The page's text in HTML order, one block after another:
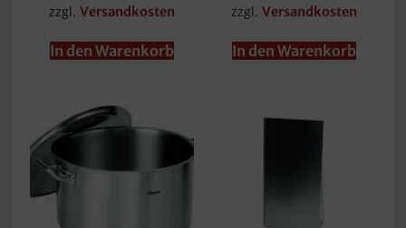
zzgl.Versandkosten
In den Warenkorb
zzgl. Versandkosten
In den Warenkorb